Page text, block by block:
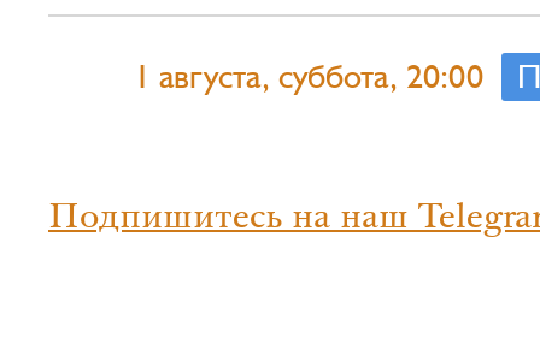
1 августа, суббота, 20:00
Подпишитесь на наш